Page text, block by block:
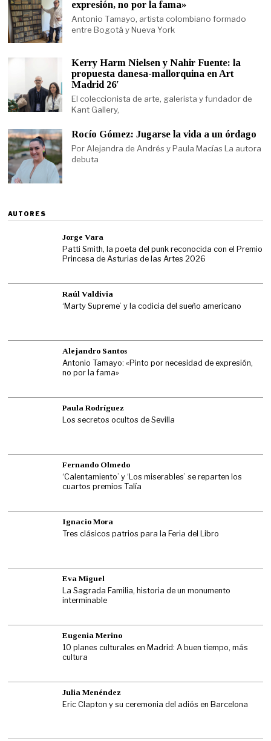
expresión, no por la fama»
Antonio Tamayo, artista colombiano formado
entre Bogotá y Nueva York
Kerry Harm Nielsen y Nahir Fuente: la
propuesta danesa-mallorquina en Art
Madrid 26′
El coleccionista de arte, galerista y fundador de
Kant Gallery,
Rocío Gómez: Jugarse la vida a un órdago
Por Alejandra de Andrés y Paula Macías La autora
debuta
AUTORES
Jorge Vara
Patti Smith, la poeta del punk reconocida con el Premio
Princesa de Asturias de las Artes 2026
Raúl Valdivia
‘Marty Supreme’ y la codicia del sueño americano
Alejandro Santos
Antonio Tamayo: «Pinto por necesidad de expresión,
no por la fama»
Paula Rodríguez
Los secretos ocultos de Sevilla
Fernando Olmedo
‘Calentamiento’ y ‘Los miserables’ se reparten los
cuartos premios Talía
Ignacio Mora
Tres clásicos patrios para la Feria del Libro
Eva Miguel
La Sagrada Familia, historia de un monumento
interminable
Eugenia Merino
10 planes culturales en Madrid: A buen tiempo, más
cultura
Julia Menéndez
Eric Clapton y su ceremonia del adiós en Barcelona